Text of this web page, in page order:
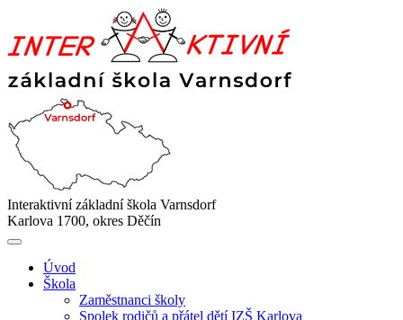
Interaktivní základní škola Varnsdorf
Karlova 1700, okres Děčín
Úvod
Škola
Zaměstnanci školy
Spolek rodičů a přátel dětí IZŠ Karlova